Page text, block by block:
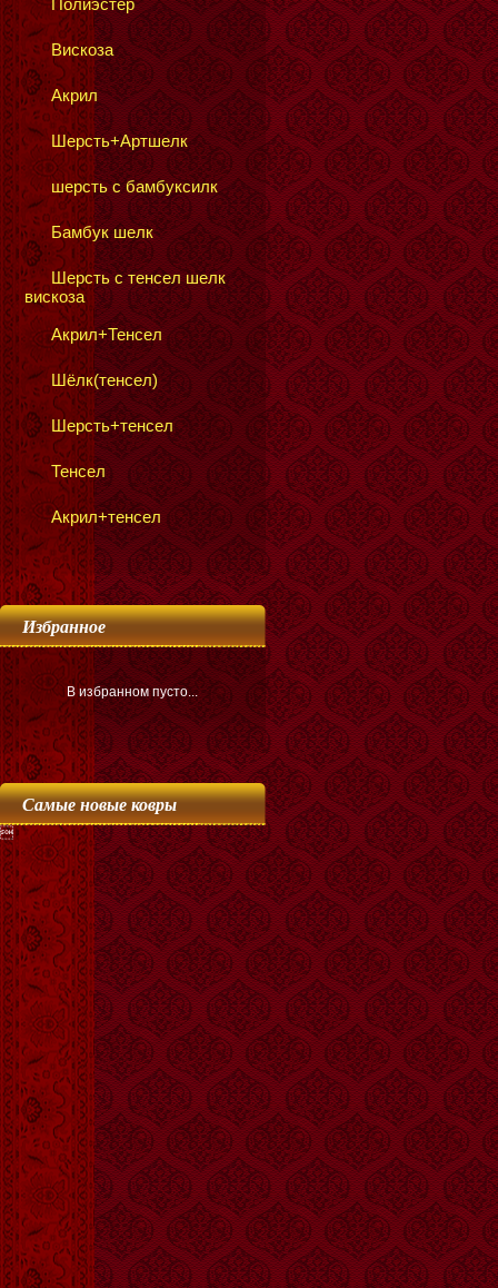
Полиэстер
Вискоза
Акрил
Шерсть+Артшелк
шерсть с бамбуксилк
Бамбук шелк
Шерсть с тенсел шелк
вискоза
Акрил+Тенсел
Шёлк(тенсел)
Шерсть+тенсел
Тенсел
Акрил+тенсел
Избранное
В избранном пусто...
Самые новые ковры
